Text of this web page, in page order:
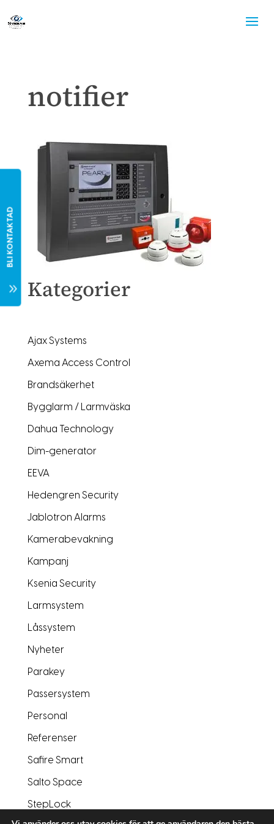
notifier
Kategorier
Ajax Systems
Axema Access Control
Brandsäkerhet
Bygglarm / Larmväska
Dahua Technology
Dim-generator
EEVA
Hedengren Security
Jablotron Alarms
Kamerabevakning
Kampanj
Ksenia Security
Larmsystem
Låssystem
Nyheter
Parakey
Passersystem
Personal
Referenser
Safire Smart
Salto Space
StepLock
7
BLI KONTAKTAD